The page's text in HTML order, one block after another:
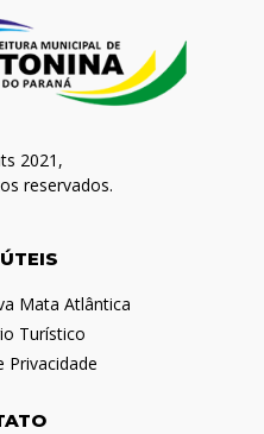
2021,
reservados.
Mata Atlântica
Turístico
Privacidade